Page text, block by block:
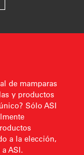
de mamparas
y productos
Sólo ASI
a la elección,
ASI.